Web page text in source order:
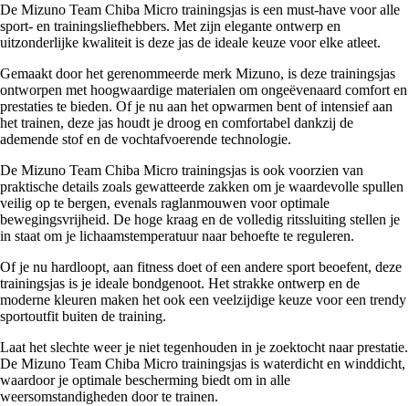
De Mizuno Team Chiba Micro trainingsjas is een must-have voor alle
sport- en trainingsliefhebbers. Met zijn elegante ontwerp en
uitzonderlijke kwaliteit is deze jas de ideale keuze voor elke atleet.
Gemaakt door het gerenommeerde merk Mizuno, is deze trainingsjas
ontworpen met hoogwaardige materialen om ongeëvenaard comfort en
prestaties te bieden. Of je nu aan het opwarmen bent of intensief aan
het trainen, deze jas houdt je droog en comfortabel dankzij de
ademende stof en de vochtafvoerende technologie.
De Mizuno Team Chiba Micro trainingsjas is ook voorzien van
praktische details zoals gewatteerde zakken om je waardevolle spullen
veilig op te bergen, evenals raglanmouwen voor optimale
bewegingsvrijheid. De hoge kraag en de volledig ritssluiting stellen je
in staat om je lichaamstemperatuur naar behoefte te reguleren.
Of je nu hardloopt, aan fitness doet of een andere sport beoefent, deze
trainingsjas is je ideale bondgenoot. Het strakke ontwerp en de
moderne kleuren maken het ook een veelzijdige keuze voor een trendy
sportoutfit buiten de training.
Laat het slechte weer je niet tegenhouden in je zoektocht naar prestatie.
De Mizuno Team Chiba Micro trainingsjas is waterdicht en winddicht,
waardoor je optimale bescherming biedt om in alle
weersomstandigheden door te trainen.